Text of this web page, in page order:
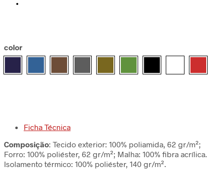
color
Ficha Técnica
Composição: Tecido exterior: 100% poliamida, 62 gr/m²;
Forro: 100% poliéster, 62 gr/m²; Malha: 100% fibra acrílica.
Isolamento térmico: 100% poliéster, 140 gr/m².